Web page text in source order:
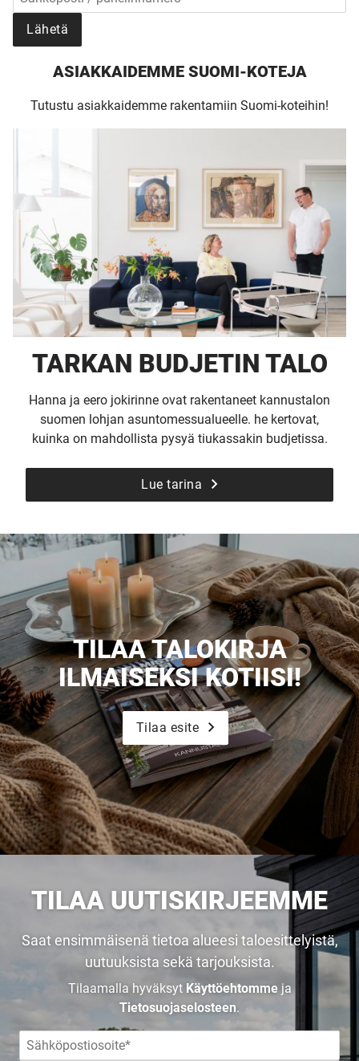
Lähetä
ASIAKKAIDEMME SUOMI-KOTEJA
Tutustu asiakkaidemme rakentamiin Suomi-koteihin!
TARKAN BUDJETIN TALO
Hanna ja eero jokirinne ovat rakentaneet kannustalon
suomen lohjan asuntomessualueelle. he kertovat,
kuinka on mahdollista pysyä tiukassakin budjetissa.
Lue tarina
TILAA TALOKIRJA
ILMAISEKSI KOTIISI!
Tilaa esite
TILAA UUTISKIRJEEMME
Saat ensimmäisenä tietoa alueesi taloesittelyistä,
uutuuksista sekä tarjouksista.
Tilaamalla hyväksyt Käyttöehtommeja
Tietosuojaselosteen.